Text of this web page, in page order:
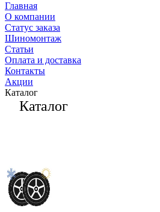
Главная
О компании
Статус заказа
Шиномонтаж
Статьи
Оплата и доставка
Контакты
Акции
Каталог
Каталог